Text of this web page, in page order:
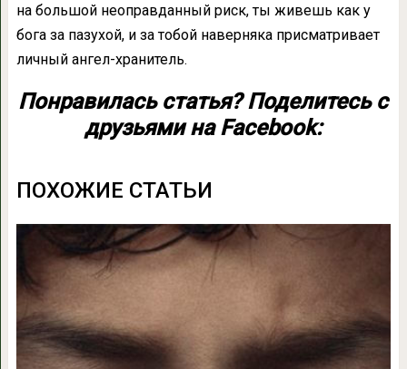
на большой неоправданный риск, ты живешь как у
бога за пазухой, и за тобой наверняка присматривает
личный ангел-хранитель.
Понравилась статья? Поделитесь с
друзьями на Facebook:
ПОХОЖИЕ СТАТЬИ